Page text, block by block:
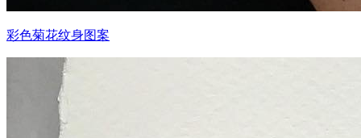
彩色菊花纹身图案